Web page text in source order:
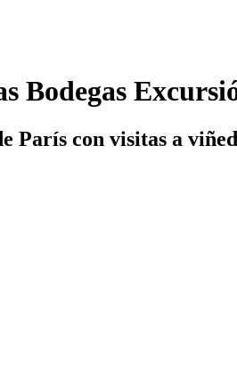
Bodegas
París con visitas a